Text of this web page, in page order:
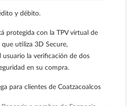
Ver más
y débito.
protegida con la TPV virtual de
que utiliza 3D Secure,
usuario la verificación de dos
en su compra.
para clientes de Coatzacoalcos